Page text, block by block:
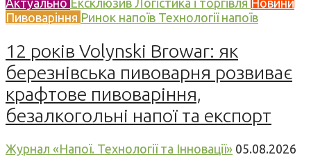
Пивоваріння Ринок напоїв Технології напоїв
12 років Volynski Browar: як
березнівська пивоварня розвиває
крафтове пивоваріння,
безалкогольні напої та експорт
Журнал «Напої. Технології та Інновації» 05.08.2026